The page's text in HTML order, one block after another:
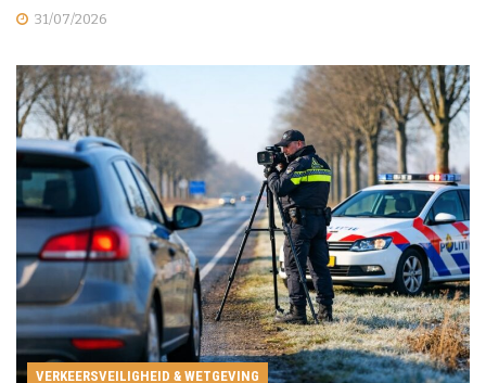
31/07/2026
VERKEERSVEILIGHEID & WETGEVING